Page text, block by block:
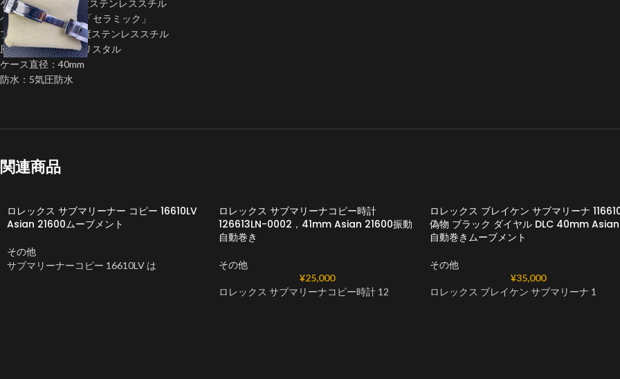
ケース：904L高強度ステンレススチル
ベゼル：100%本物「セラミック」
ブレス： 904L高強度ステンレススチル
風防: サファイアクリスタル
ケース直径：40mm
防水：5気圧防水
関連商品
ロレックス サブマリーナー コピー 16610LV
Asian 21600ムーブメント
その他
サブマリーナーコピー 16610LV は
ロレックス サブマリーナコピー時計
126613LN-0002，41mm Asian 21600振動
自動巻き
その他
¥25,000
ロレックス サブマリーナコピー時計 12
ロレックス ブレイケン サブマリーナ
偽物 ブラック ダイヤル DLC 40mm Asian
自動巻きムーブメント
その他
¥35,000
ロレックス ブレイケン サブマリーナ 1